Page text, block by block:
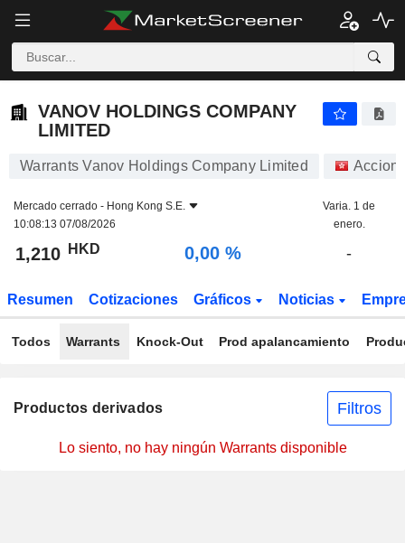
VANOV HOLDINGS COMPANY
LIMITED
Warrants Vanov Holdings Company Limited
Mercado cerrado - Hong Kong S.E.
10:08:13 07/08/2026
Varia. 1 de
enero.
1,210 HKD 0,00 % -
Resumen Cotizaciones Gráficos Noticias
Todos Warrants Knock-Out Prod apalancamiento
Productos derivados Filtros
Lo siento, no hay ningún Warrants disponible